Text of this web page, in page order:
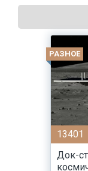
РАЗНОЕ
13401
Док-